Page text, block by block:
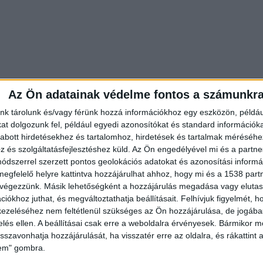
Az Ön adatainak védelme fontos a
tárolunk és/vagy férünk hozzá információkhoz egy eszközön,
dolgozunk fel, például egyedi azonosítókat és standard
hirdetésekhez és tartalomhoz, hirdetések és tartalmak
és szolgáltatásfejlesztéshez küld. Az Ön engedélyével mi és a
szerzett pontos geolokációs adatokat és azonosítási
helyre kattintva hozzájárulhat ahhoz, hogy mi és a 1538
Másik lehetőségként a hozzájárulás megadása vagy
juthat, és megváltoztathatja beállításait. Felhívjuk figyelmét,
nem feltétlenül szükséges az Ön hozzájárulása, de
ellen. A beállításai csak erre a weboldalra érvényesek. Bármikor
hozzájárulását, ha visszatér erre az oldalra, és rákattint
gombra.
ismét összeszólalkozott az édesanyjával, ami
tovább folytatta az ivást. Miután befejezte a
az anyjával.
lett, majd az anyját elkezdte a bejárati ajtó felé
lökött az édesanyján, aki az erős ütéstől
igyekezett tompítani.